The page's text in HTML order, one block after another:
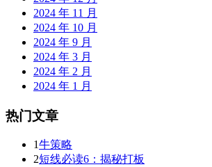
2024 年 11 月
2024 年 10 月
2024 年 9 月
2024 年 3 月
2024 年 2 月
2024 年 1 月
热门文章
1牛策略
2短线必读6：揭秘打板